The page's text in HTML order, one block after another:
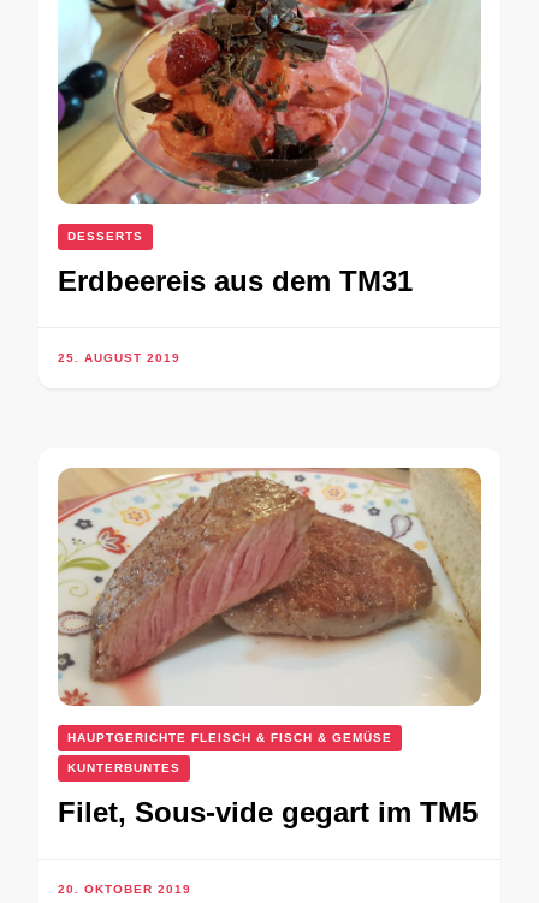
DESSERTS
Erdbeereis aus dem TM31
25. AUGUST 2019
HAUPTGERICHTE FLEISCH & FISCH & GEMÜSE
KUNTERBUNTES
Filet, Sous-vide gegart im TM5
20. OKTOBER 2019